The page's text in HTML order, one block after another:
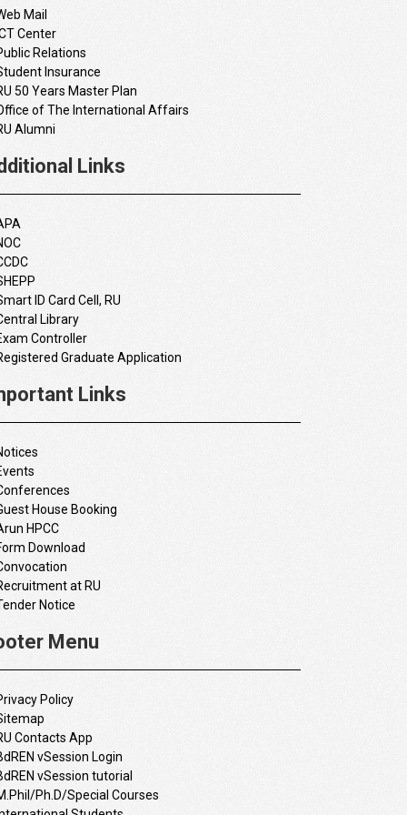
Mail
Center
Relations
Insurance
50 Years Master Plan
of The International Affairs
Alumni
Links
ID Card Cell, RU
Library
Controller
Graduate Application
Links
House Booking
HPCC
Download
at RU
Notice
Menu
Policy
Contacts App
vSession Login
vSession tutorial
Ph.D/Special Courses